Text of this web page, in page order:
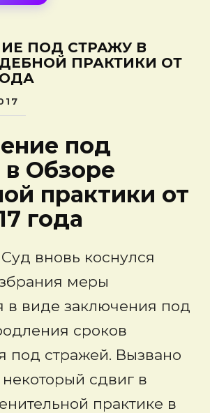
ПОД СТРАЖУ В
ПРАКТИКИ ОТ
под
Обзоре
практики от
года
вновь коснулся
меры
в виде заключения под
сроков
под стражей. Вызвано
некоторый сдвиг в
практике в